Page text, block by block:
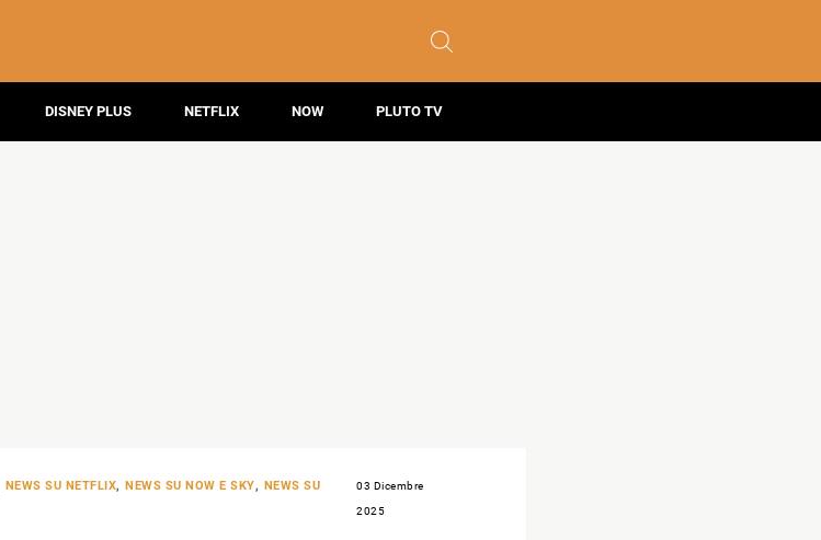
DISNEY PLUS NETFLIX NOW PLUTO TV
NEWS SU NETFLIX, NEWS SU NOW E SKY,
NEWS SU
03 Dicembre
2025